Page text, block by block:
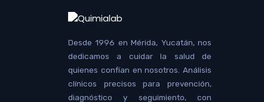
Desde 1996 en Mérida, Yucatán, nos
dedicamos a cuidar la salud de
quienes confían en nosotros. Análisis
clínicos precisos para prevención,
diagnóstico y seguimiento, con